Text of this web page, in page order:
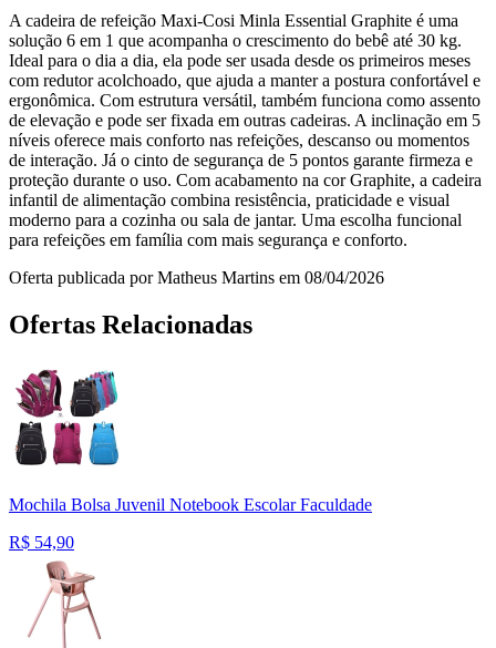
A cadeira de refeição Maxi-Cosi Minla Essential Graphite é uma
solução 6 em 1 que acompanha o crescimento do bebê até 30 kg.
Ideal para o dia a dia, ela pode ser usada desde os primeiros meses
com redutor acolchoado, que ajuda a manter a postura confortável e
ergonômica. Com estrutura versátil, também funciona como assento
de elevação e pode ser fixada em outras cadeiras. A inclinação em 5
níveis oferece mais conforto nas refeições, descanso ou momentos
de interação. Já o cinto de segurança de 5 pontos garante firmeza e
proteção durante o uso. Com acabamento na cor Graphite, a cadeira
infantil de alimentação combina resistência, praticidade e visual
moderno para a cozinha ou sala de jantar. Uma escolha funcional
para refeições em família com mais segurança e conforto.
Oferta publicada por Matheus Martins em 08/04/2026
Ofertas Relacionadas
Mochila Bolsa Juvenil Notebook Escolar Faculdade
R$ 54,90